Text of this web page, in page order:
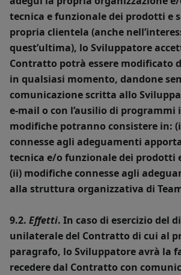
tecnica e funzionale dei prodotti e
propria clientela (anche
quest’ultima), lo Sviluppatore
Contratto potrà essere modificato
in qualsiasi momento, dandone
comunicazione scritta allo
e-mail o con l’ausilio di
modifiche potranno consistere in:
connesse agli adeguamenti
tecnica e/o funzionale dei prodotti
(ii) modifiche connesse agli
alla struttura organizzativa di
9.2. Effetti. In caso di esercizio del
unilaterale del Contratto di cui al
paragrafo, lo Sviluppatore avrà la
recedere dal Contratto con